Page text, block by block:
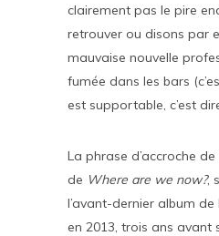
clairement pas le pire
retrouver ou disons par
mauvaise nouvelle
fumée dans les bars
est supportable, c’est
La phrase d’accroche
de Where are we now?,
l’avant-dernier album
en 2013, trois ans avant